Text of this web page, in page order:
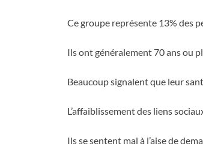
Ce groupe représente 13% des
Ils ont généralement 70 ans ou
Beaucoup signalent que leur
L’affaiblissement des liens
Ils se sentent mal à l’aise de